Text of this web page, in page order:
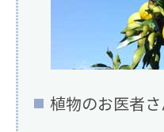
植物のお医者